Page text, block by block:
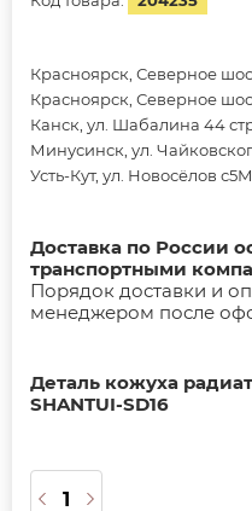
Красноярск, Северное
Красноярск, Северное
Канск, ул. Шабалина 44
Минусинск, ул.
Усть-Кут, ул. Новосёлов
Доставка по России
транспортными
Порядок доставки и
менеджером после
Деталь кожуха
SHANTUI-SD16